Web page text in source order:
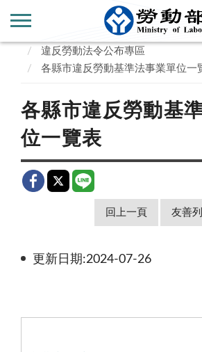
業務專區
勞動條件、就
違反勞動法令公布專區
各縣市違反勞動基準法事業單位一
各縣市違反勞動基
位一覽表
回上一頁 友善
更新日期:2024-07-26